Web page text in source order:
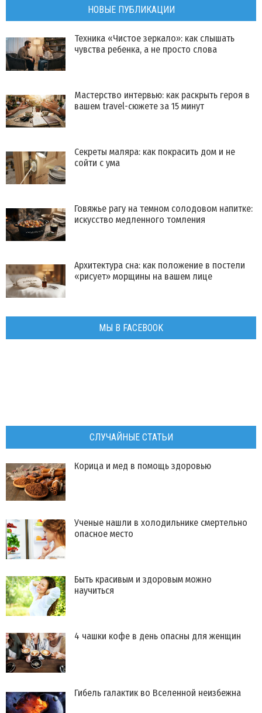
НОВЫЕ ПУБЛИКАЦИИ
Техника «Чистое зеркало»: как слышать
чувства ребенка, а не просто слова
Мастерство интервью: как раскрыть героя в
вашем travel-сюжете за 15 минут
Секреты маляра: как покрасить дом и не
сойти с ума
Говяжье рагу на темном солодовом напитке:
искусство медленного томления
Архитектура сна: как положение в постели
«рисует» морщины на вашем лице
МЫ В FACEBOOK
СЛУЧАЙНЫЕ СТАТЬИ
Корица и мед в помощь здоровью
Ученые нашли в холодильнике смертельно
опасное место
Быть красивым и здоровым можно
научиться
4 чашки кофе в день опасны для женщин
Гибель галактик во Вселенной неизбежна